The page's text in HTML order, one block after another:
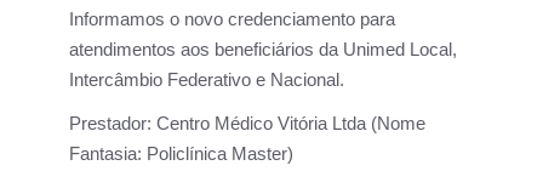
Informamos o novo credenciamento para
atendimentos aos beneficiários da Unimed Local,
Intercâmbio Federativo e Nacional.
Prestador: Centro Médico Vitória Ltda (Nome
Fantasia: Policlínica Master)